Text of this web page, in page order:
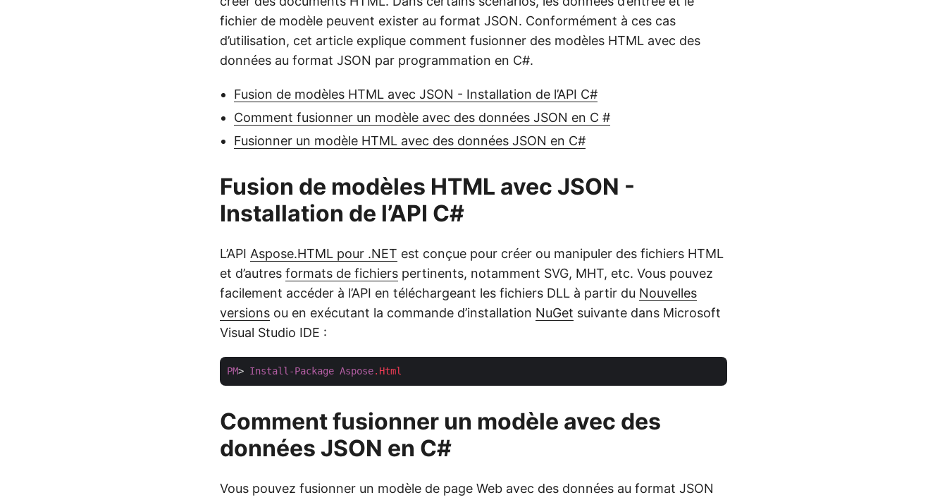
fichier de modèle peuvent exister au format JSON. Conformément à ces cas
d’utilisation, cet article explique comment fusionner des modèles HTML avec des
données au format JSON par programmation en C#.
Fusion de modèles HTML avec JSON - Installation de l’API C#
Comment fusionner un modèle avec des données JSON en C #
Fusionner un modèle HTML avec des données JSON en C#
Fusion de modèles HTML avec JSON -
Installation de l’API C#
L’API Aspose.HTML pour .NET est conçue pour créer ou manipuler des fichiers HTML
et d’autres formats de fichiers pertinents, notamment SVG, MHT, etc. Vous pouvez
facilement accéder à l’API en téléchargeant les fichiers DLL à partir du Nouvelles
versions ou en exécutant la commande d’installation NuGet suivante dans Microsoft
Visual Studio IDE :
PM> Install-Package Aspose.Html
Comment fusionner un modèle avec des
données JSON en C#
Vous pouvez fusionner un modèle de page Web avec des données au format JSON